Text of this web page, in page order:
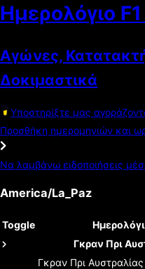
Ημερολόγιο F1
Αγώνες,
Δοκιμαστικά
Υποστηρίξτε μας
Προσθήκη ημερομηνιών και
Να λαμβάνω ειδοποιήσεις
America/La_Paz
Toggle
Γκραν Πρι
Γκραν Πρι Αυστραλίας